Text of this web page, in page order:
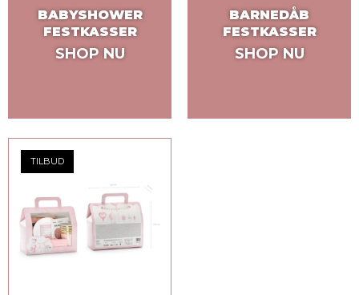
BABYSHOWER
FESTKASSER
SHOP NU
BARNEDÅB
FESTKASSER
SHOP NU
TILBUD